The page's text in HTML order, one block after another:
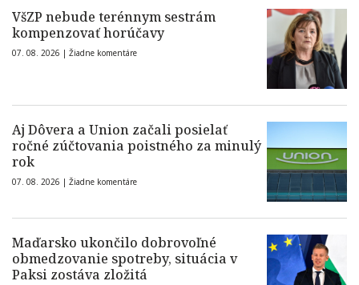
VšZP nebude terénnym sestrám
kompenzovať horúčavy
07. 08. 2026 | Žiadne komentáre
Aj Dôvera a Union začali posielať
ročné zúčtovania poistného za minulý
rok
07. 08. 2026 | Žiadne komentáre
Maďarsko ukončilo dobrovoľné
obmedzovanie spotreby, situácia v
Paksi zostáva zložitá